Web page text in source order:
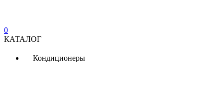
0
КАТАЛОГ
Кондиционеры